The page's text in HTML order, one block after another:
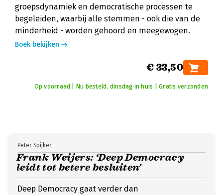
groepsdynamiek en democratische processen te
begeleiden, waarbij alle stemmen - ook die van de
minderheid - worden gehoord en meegewogen.
Boek bekijken
€ 33,50
Op voorraad | Nu besteld, dinsdag in huis | Gratis verzonden
Frank Weijers: ‘Deep Democracy
leidt tot betere besluiten’
Peter Spijker
Deep Democracy gaat verder dan